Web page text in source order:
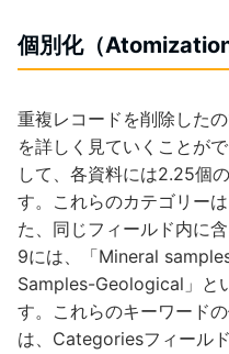
個別化（Atomization
重複レコードを削除したの
を詳しく見ていくことが
して、各資料には2.25個
す。これらのカテゴリー
た、同じフィールド内に
9には、「Mineral
Samples-Geological」と
す。これらのキーワード
は、Categoriesフィール